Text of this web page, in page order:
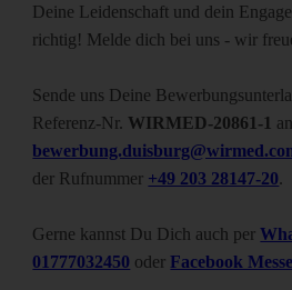
Deine Leidenschaft und dein
richtig! Melde dich bei uns - wir
Sende uns Deine
Referenz-Nr. WIRMED-20861-1 an
der Rufnummer +49 203 28147-20.
Gerne kannst Du Dich auch per
01777032450 oder Facebook